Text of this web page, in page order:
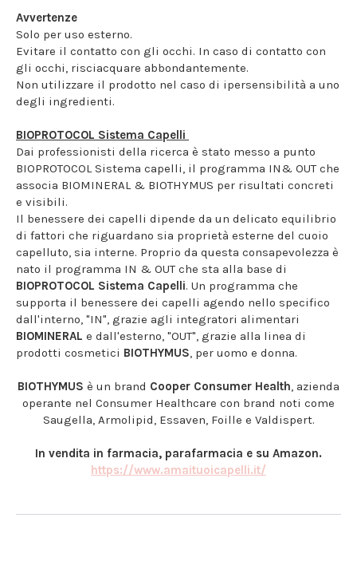
Avvertenze
Solo per uso esterno.
Evitare il contatto con gli occhi. In caso di contatto con
gli occhi, risciacquare abbondantemente.
Non utilizzare il prodotto nel caso di ipersensibilità a uno
degli ingredienti.
BIOPROTOCOL Sistema Capelli
Dai professionisti della ricerca è stato messo a punto
BIOPROTOCOL Sistema capelli, il programma IN& OUT che
associa BIOMINERAL & BIOTHYMUS per risultati concreti
e visibili.
Il benessere dei capelli dipende da un delicato equilibrio
di fattori che riguardano sia proprietà esterne del cuoio
capelluto, sia interne. Proprio da questa consapevolezza è
nato il programma IN & OUT che sta alla base di
BIOPROTOCOL Sistema Capelli. Un programma che
supporta il benessere dei capelli agendo nello specifico
dall'interno, "IN", grazie agli integratori alimentari
BIOMINERAL e dall'esterno, "OUT", grazie alla linea di
prodotti cosmetici BIOTHYMUS, per uomo e donna.
BIOTHYMUS è un brand Cooper Consumer Health, azienda
operante nel Consumer Healthcare con brand noti come
Saugella, Armolipid, Essaven, Foille e Valdispert.
In vendita in farmacia, parafarmacia e su Amazon.
https://www.amaituoicapelli.it/